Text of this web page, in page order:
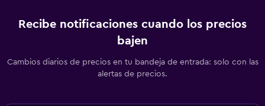
Recibe notificaciones cuando los precios
bajen
Cambios diarios de precios en tu bandeja de entrada: solo con las
alertas de precios.